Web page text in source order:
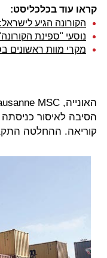
קראו עוד בכלכליסט:
הקורונה הגיע
נוסעי "ספינת
מקרי מוות ראשונים
הסיבה לאיסור
קוריאה. ההחלטה